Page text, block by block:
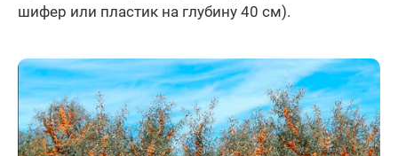
шифер или пластик на глубину 40 см).